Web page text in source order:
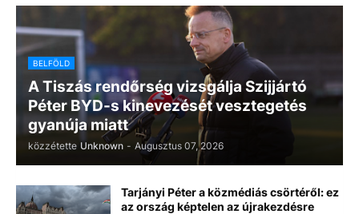
BELFÖLD
A Tiszás rendőrség vizsgálja Szijjártó
Péter BYD-s kinevezését vesztegetés
gyanúja miatt
közzétette Unknown - Augusztus 07, 2026
Tarjányi Péter a közmédiás csörtéről: ez
az ország képtelen az újrakezdésre